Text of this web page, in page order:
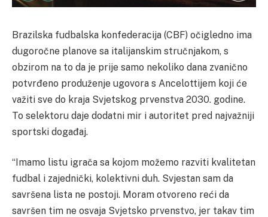
Brazilska fudbalska konfederacija (CBF) očigledno ima
dugoročne planove sa italijanskim stručnjakom, s
obzirom na to da je prije samo nekoliko dana zvanično
potvrđeno produženje ugovora s Ancelottijem koji će
važiti sve do kraja Svjetskog prvenstva 2030. godine.
To selektoru daje dodatni mir i autoritet pred najvažniji
sportski događaj.
“Imamo listu igrača sa kojom možemo razviti kvalitetan
fudbal i zajednički, kolektivni duh. Svjestan sam da
savršena lista ne postoji. Moram otvoreno reći da
savršen tim ne osvaja Svjetsko prvenstvo, jer takav tim